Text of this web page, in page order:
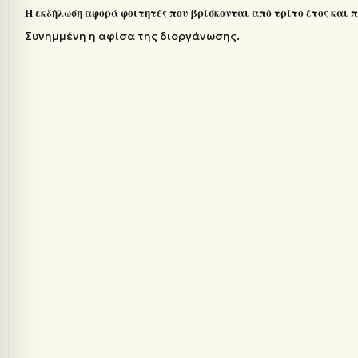
Hεκδήλωση αφορά φοιτητές που βρίσκονται από τρίτο έτος και
Συνημμένη η αφίσα της διοργάνωσης.